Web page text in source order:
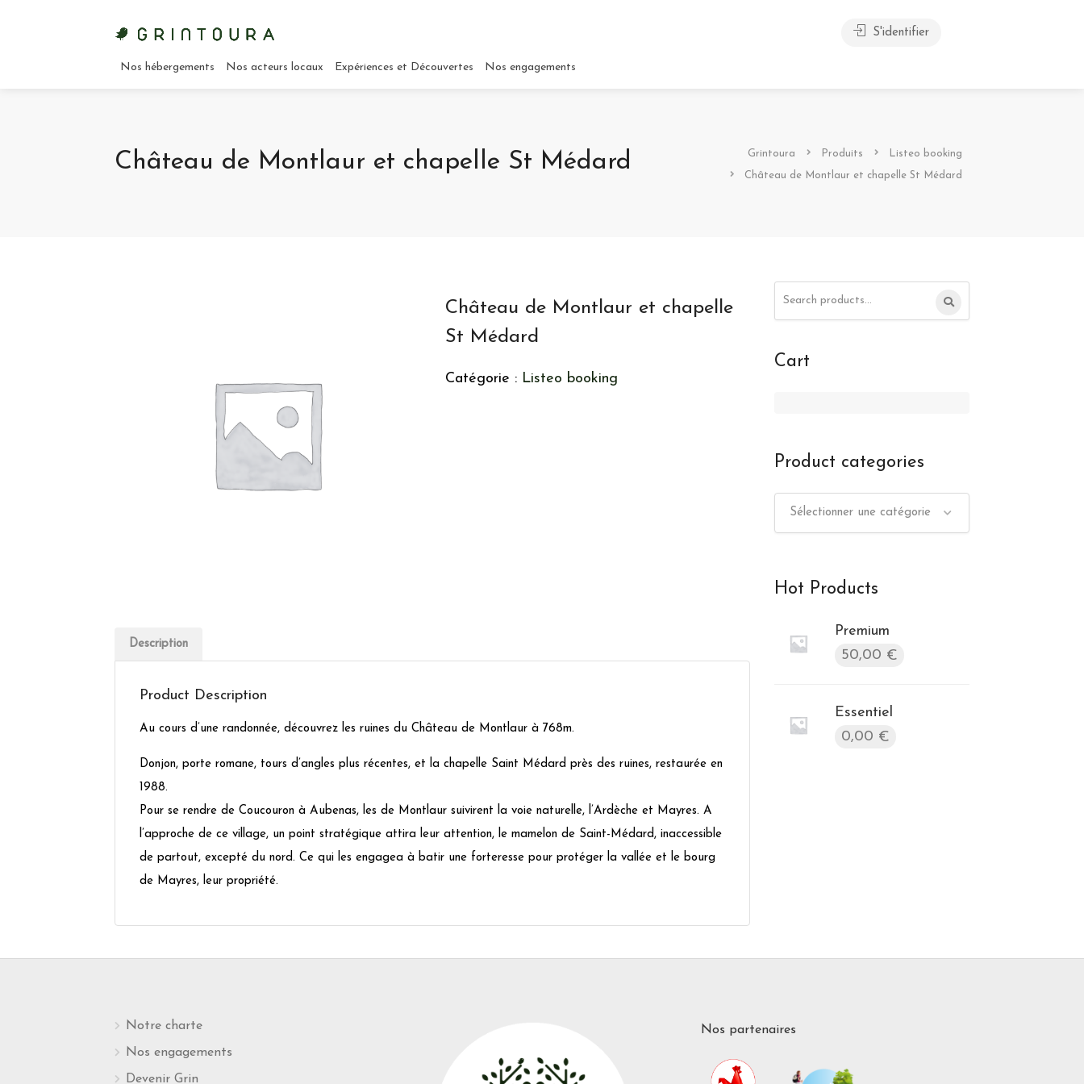
Nos hébergements Nos acteurs locaux Expériences et Découvertes Nos engagements
S'identifier
Château de Montlaur et chapelle St Médard Grintoura Produits Listeo booking
Château de Montlaur et chapelle St Médard
Château de Montlaur et chapelle
St Médard
Catégorie : Listeo booking
Description
Product Description
Au cours d’une randonnée, découvrez les ruines du Château de Montlaur à 768m.
Donjon, porte romane, tours d’angles plus récentes, et la chapelle Saint Médard près des ruines, restaurée en
1988.
Pour se rendre de Coucouron à Aubenas, les de Montlaur suivirent la voie naturelle, l’Ardèche et Mayres. A
l’approche de ce village, un point stratégique attira leur attention, le mamelon de Saint-Médard, inaccessible
de partout, excepté du nord. Ce qui les engagea à batir une forteresse pour protéger la vallée et le bourg
de Mayres, leur propriété.
Cart
Product categories
Sélectionner une catégorie
Hot Products
Premium
50,00 €
Essentiel
0,00 €
Notre charte
Nos engagements
Devenir Grin
Nos partenaires